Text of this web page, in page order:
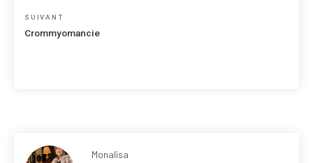
Article
suivant
SUIVANT
Crommyomancie
Monalisa